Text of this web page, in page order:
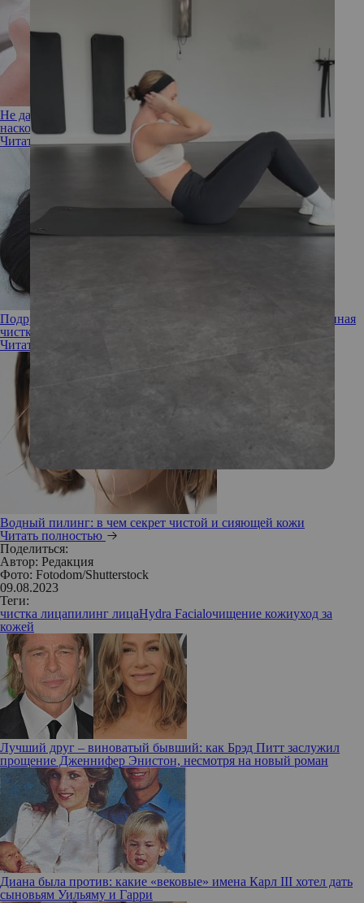
Не дави на меня! Что такое атравматическая чистка лица и
насколько она эффективна
Читать полностью
Подручные средства: что собой представляет комбинированная
чистка лица
Читать полностью
Водный пилинг: в чем секрет чистой и сияющей кожи
Читать полностью
Поделиться:
Автор: Редакция
Фото: Fotodom/Shutterstock
09.08.2023
Теги:
чистка лицапилинг лицаHydra Facialочищение кожиуход за
кожей
Лучший друг – виноватый бывший: как Брэд Питт заслужил
прощение Дженнифер Энистон, несмотря на новый роман
Диана была против: какие «вековые» имена Карл III хотел дать
сыновьям Уильяму и Гарри